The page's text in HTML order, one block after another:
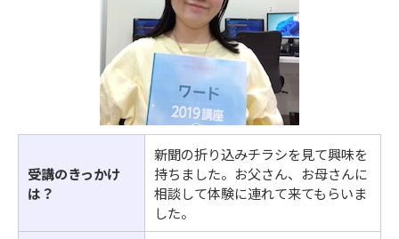
受講のきっかけ
は？
新聞の折り込みチラシを見て興味を
持ちました。お父さん、お母さんに
相談して体験に連れて来てもらいま
した。